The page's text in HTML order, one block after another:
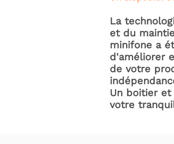
La
et du
minifone a
d'améliorer
de votre
Un boitier
votre